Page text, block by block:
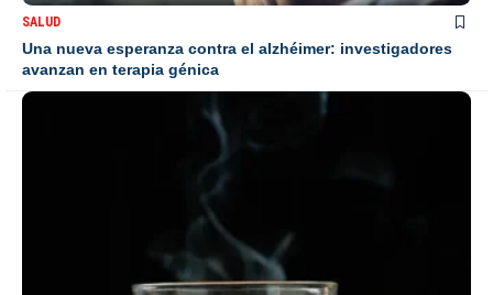
SALUD
Una nueva esperanza contra el alzhéimer: investigadores
avanzan en terapia génica